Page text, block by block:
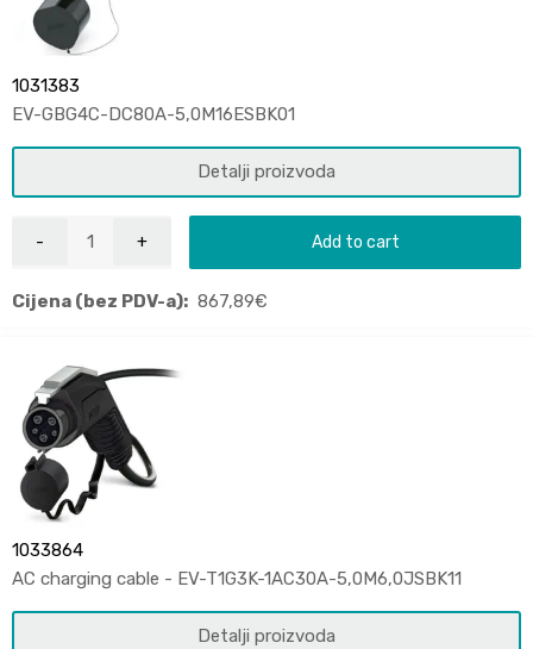
1031383
EV-GBG4C-DC80A-5,0M16ESBK01
Detalji proizvoda
Add to cart
Cijena (bez PDV-a): 867,89€
1033864
AC charging cable - EV-T1G3K-1AC30A-5,0M6,0JSBK11
Detalji proizvoda